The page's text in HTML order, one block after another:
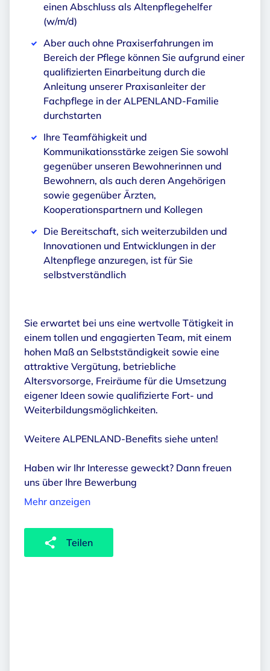
einen Abschluss als Altenpflegehelfer
(w/m/d)
Aber auch ohne Praxiserfahrungen im
Bereich der Pflege können Sie aufgrund einer
qualifizierten Einarbeitung durch die
Anleitung unserer Praxisanleiter der
Fachpflege in der ALPENLAND-Familie
durchstarten
Ihre Teamfähigkeit und
Kommunikationsstärke zeigen Sie sowohl
gegenüber unseren Bewohnerinnen und
Bewohnern, als auch deren Angehörigen
sowie gegenüber Ärzten,
Kooperationspartnern und Kollegen
Die Bereitschaft, sich weiterzubilden und
Innovationen und Entwicklungen in der
Altenpflege anzuregen, ist für Sie
selbstverständlich
Sie erwartet bei uns eine wertvolle Tätigkeit in
einem tollen und engagierten Team, mit einem
hohen Maß an Selbstständigkeit sowie eine
attraktive Vergütung, betriebliche
Altersvorsorge, Freiräume für die Umsetzung
eigener Ideen sowie qualifizierte Fort- und
Weiterbildungsmöglichkeiten.
Weitere ALPENLAND-Benefits siehe unten!
Haben wir Ihr Interesse geweckt? Dann freuen
uns über Ihre Bewerbung
Mehr anzeigen
Teilen